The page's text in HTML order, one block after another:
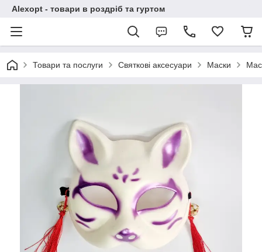
Alexopt - товари в роздріб та гуртом
Товари та послуги Святкові аксесуари Маски